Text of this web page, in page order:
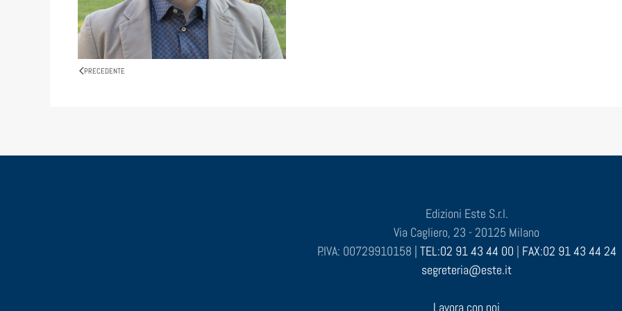
PRECEDENTE
Edizioni Este S.r.l.
Via Cagliero, 23 - 20125 Milano
P.IVA: 00729910158 | TEL:02 91 43 44 00 | FAX:02 91 43 44 24
segreteria@este.it
Lavora con noi